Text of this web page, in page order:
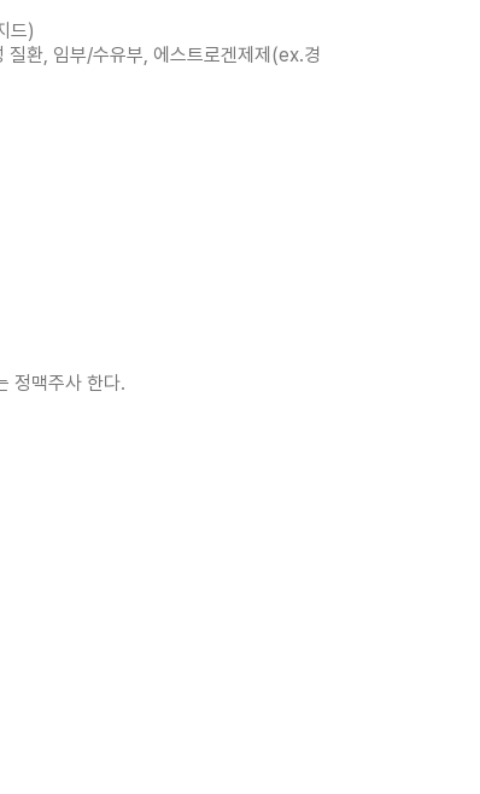
드)
환, 임부/수유부, 에스트로겐제제(ex.경
정맥주사 한다.